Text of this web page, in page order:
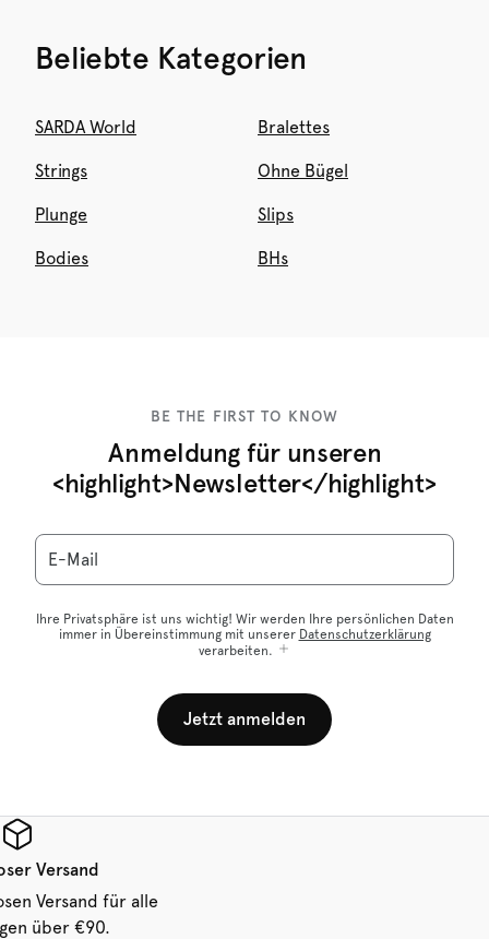
Beliebte Kategorien
SARDA World Bralettes
Strings Ohne Bügel
Plunge Slips
Bodies BHs
BE THE FIRST TO KNOW
Anmeldung für unseren
<highlight>Newsletter</highlight>
E-Mail
Ihre Privatsphäre ist uns wichtig! Wir werden Ihre persönlichen Daten
immer in Übereinstimmung mit unserer Datenschutzerklärung
verarbeiten.
Jetzt anmelden
Versand
Versand für alle
über €90.